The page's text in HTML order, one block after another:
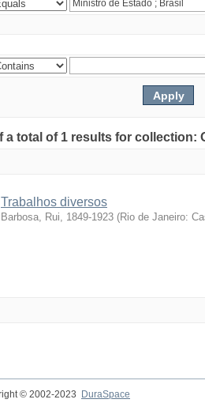
a total of 1 results for collection:
Trabalhos diversos
Barbosa, Rui, 1849-1923 (Rio de Janeiro:
© 2002-2023 DuraSpace